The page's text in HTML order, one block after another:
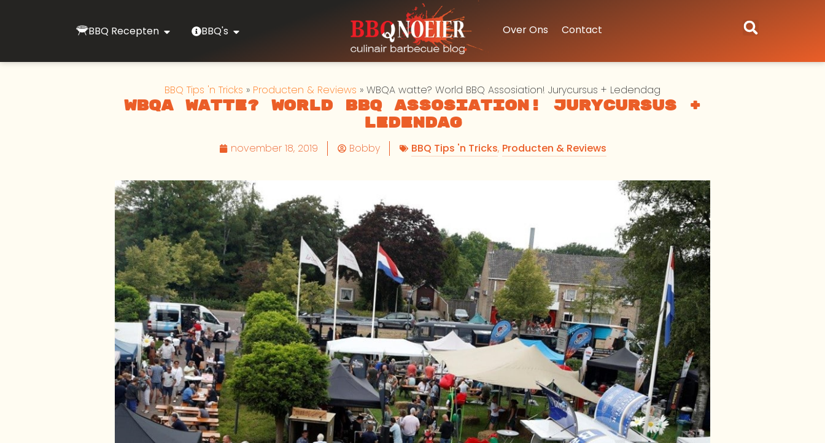
BBQ Recepten BBQ's Over Ons Contact
BBQ Tips 'n Tricks » Producten & Reviews » WBQA watte? World BBQ Assosiation! Jurycursus + Ledendag
WBQA watte? World BBQ Assosiation! Jurycursus +
Ledendag
november 18, 2019 Bobby BBQ Tips 'n Tricks, Producten & Reviews